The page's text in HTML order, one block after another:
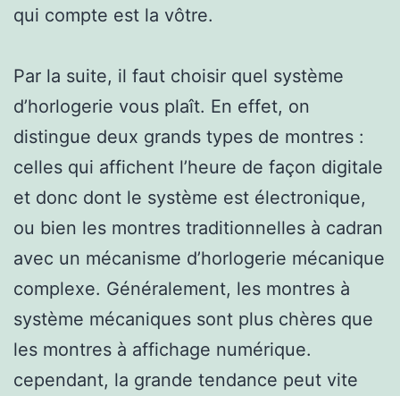
qui compte est la vôtre.
Par la suite, il faut choisir quel système
d’horlogerie vous plaît. En effet, on
distingue deux grands types de montres :
celles qui affichent l’heure de façon digitale
et donc dont le système est électronique,
ou bien les montres traditionnelles à cadran
avec un mécanisme d’horlogerie mécanique
complexe. Généralement, les montres à
système mécaniques sont plus chères que
les montres à affichage numérique.
cependant, la grande tendance peut vite